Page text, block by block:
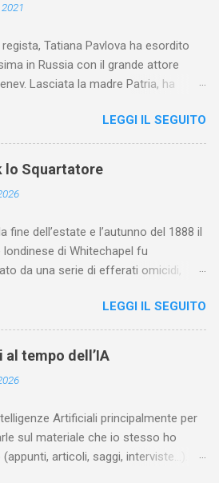
Tatiana Pavlova ha esordito
in Russia con il grande attore
Lasciata la madre Patria, ha
Pavlova ha raggiunto la piena
è stata in grado di rinnovare
l'attardato mondo teatrale
LEGGI IL SEGUITO
lo Squartatore
fine dell’estate e l’autunno del 1888 il
londinese di Whitechapel fu
da una serie di efferati omicidi,
ribattezzato Jack lo Squartatore la
tutt’oggi, resta ignota. Paul Begg in
la vera storia , edito da
non solo i cinque omicidi
addebitati a Jack lo
a ricostruire la storia di
e del East End e a ricapitolare le
al Ministero dell’Interno. Ne esce
LEGGI IL SEGUITO
tempo dell’IA
Artificiali principalmente per
sul materiale che io stesso ho
articoli, saggi, interviste…).